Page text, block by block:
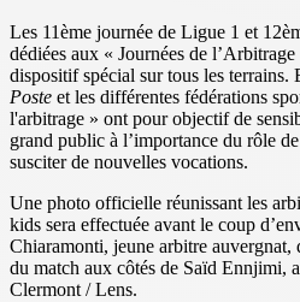
Les 11ème journée de Ligue 1 et
dédiées aux « Journées de
dispositif spécial sur tous les terrains.
Poste et les différentes fédérations
l'arbitrage » ont pour objectif de
grand public à l’importance du rôle
susciter de nouvelles vocations.
Une photo officielle réunissant les
kids sera effectuée avant le coup
Chiaramonti, jeune arbitre
du match aux côtés de Saïd Ennjimi,
Clermont / Lens.